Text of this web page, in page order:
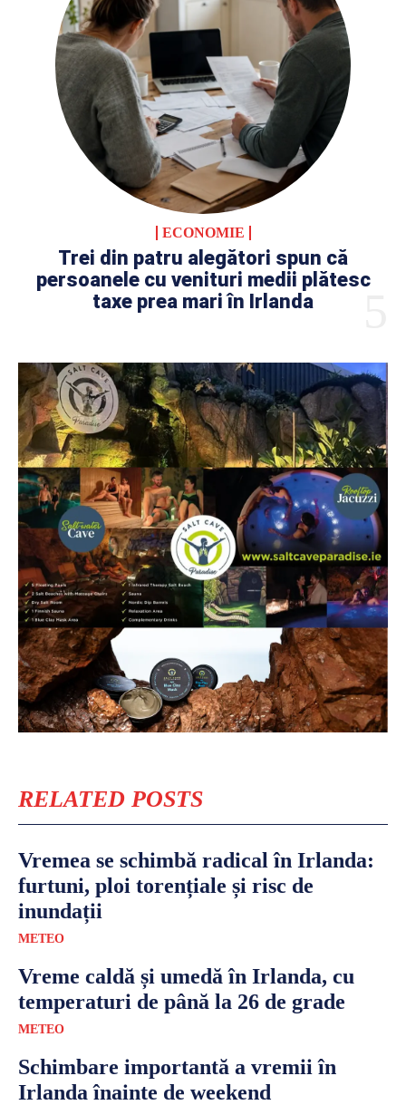
ECONOMIE
Trei din patru alegători spun că
persoanele cu venituri medii plătesc
taxe prea mari în Irlanda
RELATED POSTS
Vremea se schimbă radical în Irlanda:
furtuni, ploi torențiale și risc de
inundații
METEO
Vreme caldă și umedă în Irlanda, cu
temperaturi de până la 26 de grade
METEO
Schimbare importantă a vremii în
Irlanda înainte de weekend